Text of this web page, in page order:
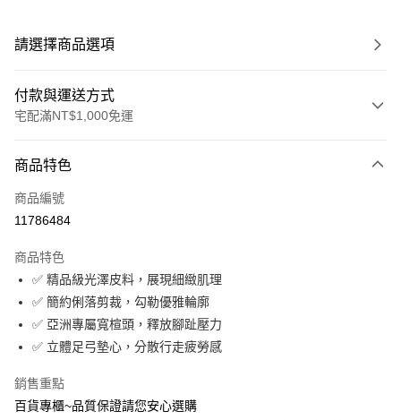
請選擇商品選項
付款與運送方式
宅配滿NT$1,000免運
信用卡一次付款
LINE Pay
街口支付
運送方式
宅配
商品特色
商品編號
11786484
商品特色
✅ 精品級光澤皮料，展現細緻肌理
✅ 簡約俐落剪裁，勾勒優雅輪廓
✅ 亞洲專屬寬楦頭，釋放腳趾壓力
✅ 立體足弓墊心，分散行走疲勞感
銷售重點
百貨專櫃~品質保證請您安心選購